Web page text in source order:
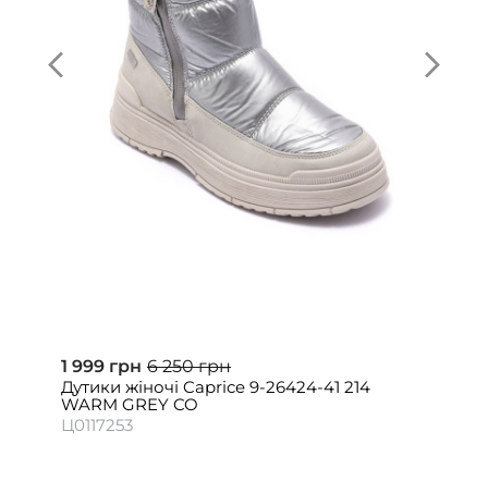
1 999 грн 6 250 грн
Дутики жіночі Caprice 9-26424-41 214
WARM GREY CO
Ц0117253